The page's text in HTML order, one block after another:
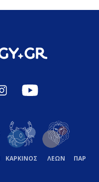
ΚΑΡΚΙΝΟΣ ΛΕΩΝ